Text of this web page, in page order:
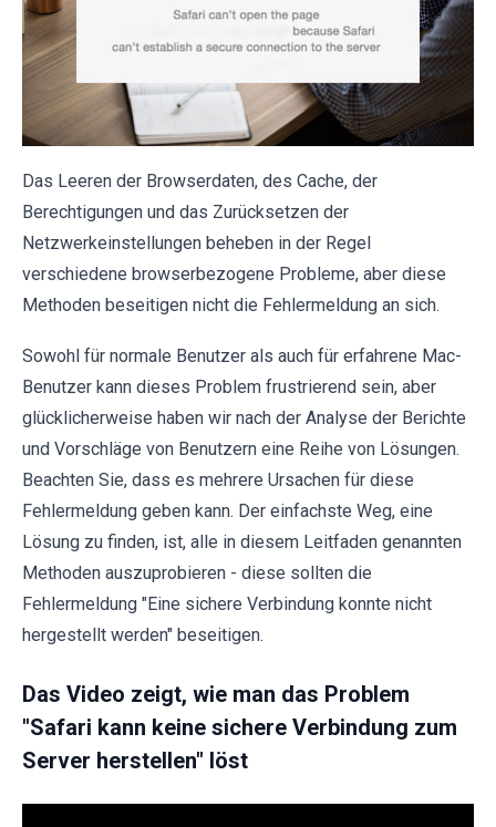
Das Leeren der Browserdaten, des Cache, der
Berechtigungen und das Zurücksetzen der
Netzwerkeinstellungen beheben in der Regel
verschiedene browserbezogene Probleme, aber diese
Methoden beseitigen nicht die Fehlermeldung an sich.
Sowohl für normale Benutzer als auch für erfahrene Mac-
Benutzer kann dieses Problem frustrierend sein, aber
glücklicherweise haben wir nach der Analyse der Berichte
und Vorschläge von Benutzern eine Reihe von Lösungen.
Beachten Sie, dass es mehrere Ursachen für diese
Fehlermeldung geben kann. Der einfachste Weg, eine
Lösung zu finden, ist, alle in diesem Leitfaden genannten
Methoden auszuprobieren - diese sollten die
Fehlermeldung "Eine sichere Verbindung konnte nicht
hergestellt werden" beseitigen.
Das Video zeigt, wie man das Problem
"Safari kann keine sichere Verbindung zum
Server herstellen" löst